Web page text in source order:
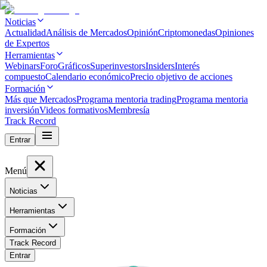
Noticias
ActualidadAnálisis de MercadosOpiniónCriptomonedasOpiniones
de Expertos
Herramientas
WebinarsForoGráficosSuperinvestorsInsidersInterés
compuestoCalendario económicoPrecio objetivo de acciones
Formación
Más que MercadosPrograma mentoria tradingPrograma mentoria
inversiónVideos formativosMembresía
Track Record
Entrar
Menú
Noticias
Herramientas
Formación
Track Record
Entrar